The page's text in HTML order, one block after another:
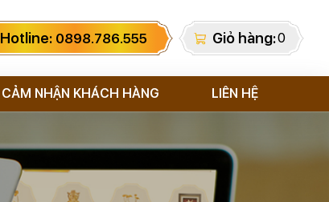
Hotline: 0898.786.555 Giỏ hàng:0
CẢM NHẬN KHÁCH HÀNG LIÊN HỆ